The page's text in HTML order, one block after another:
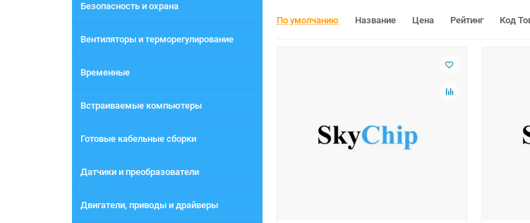
Безопасность и охрана
Вентиляторы и терморегулирование
Временные
Встраиваемые компьютеры
Готовые кабельные сборки
Датчики и преобразователи
Двигатели, приводы и драйверы
По умолчанию Название Цена Рейтинг Код